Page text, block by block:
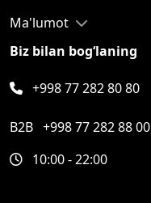
Ma'lumot
Biz bilan bog‘laning
+998 77 282 80 80
B2B +998 77 282 88 00
10:00 - 22:00